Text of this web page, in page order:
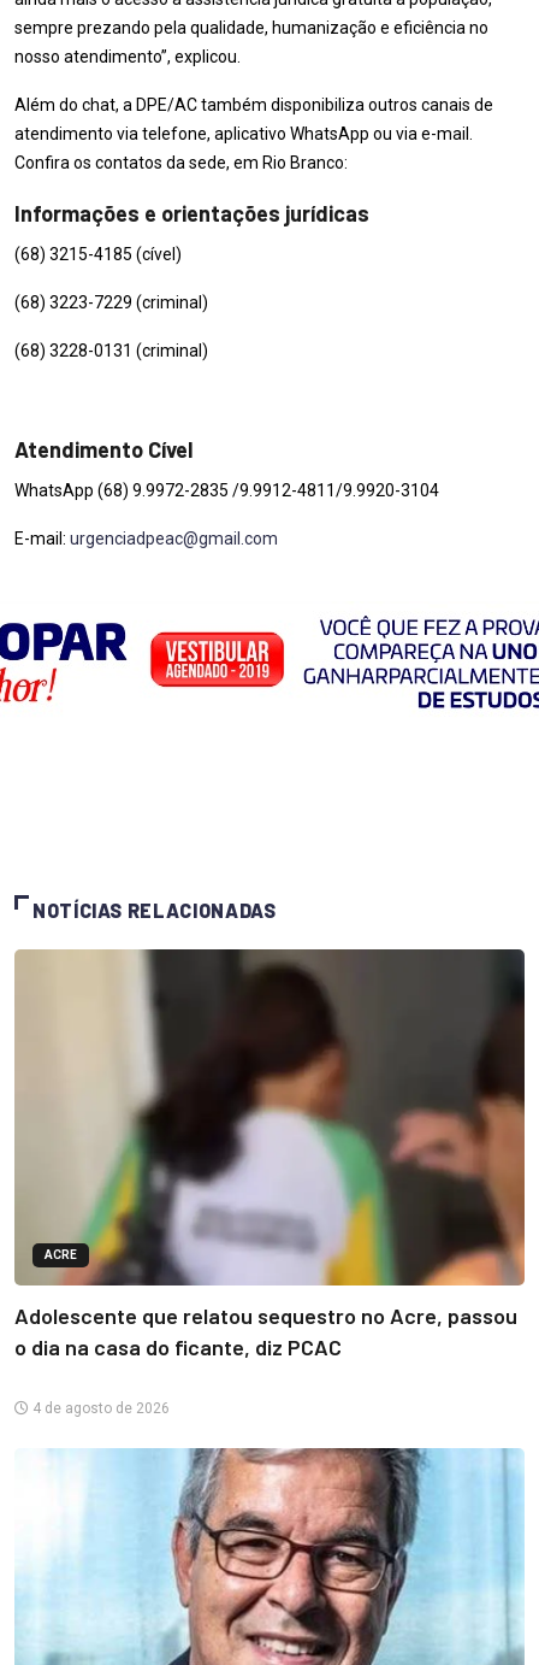
sempre prezando pela qualidade, humanização e eficiência no
nosso atendimento”, explicou.
Além do chat, a DPE/AC também disponibiliza outros canais de
atendimento via telefone, aplicativo WhatsApp ou via e-mail.
Confira os contatos da sede, em Rio Branco:
Informações e orientações jurídicas
(68) 3215-4185 (cível)
(68) 3223-7229 (criminal)
(68) 3228-0131 (criminal)
Atendimento Cível
WhatsApp (68) 9.9972-2835 /9.9912-4811/9.9920-3104
E-mail: urgenciadpeac@gmail.com
NOTÍCIAS RELACIONADAS
ACRE
Adolescente que relatou sequestro no Acre, passou
o dia na casa do ficante, diz PCAC
4 de agosto de 2026